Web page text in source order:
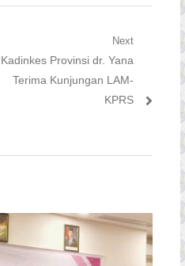
Next
Next
post:
Kadinkes Provinsi dr. Yana
Terima Kunjungan LAM-
KPRS